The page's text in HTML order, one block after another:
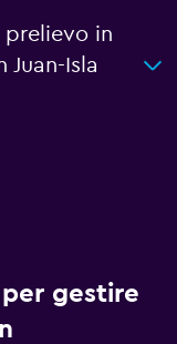
prelievo in
Isla
gestire